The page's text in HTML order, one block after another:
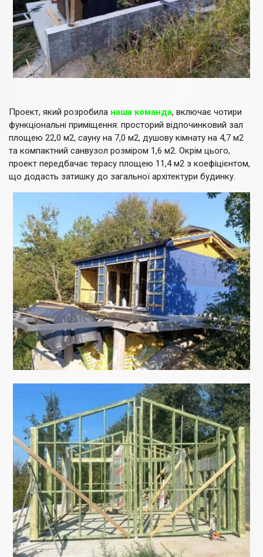
Проект, який розробила наша команда, включає чотири
функціональні приміщення: просторий відпочинковий зал
площею 22,0 м2, сауну на 7,0 м2, душову кімнату на 4,7 м2
та компактний санвузол розміром 1,6 м2. Окрім цього,
проект передбачає терасу площею 11,4 м2 з коефіцієнтом,
що додасть затишку до загальної архітектури будинку.